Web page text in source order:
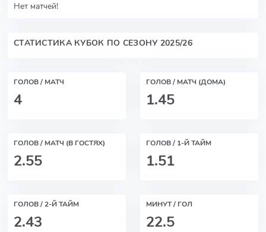
Нет матчей!
СТАТИСТИКА КУБОК ПО СЕЗОНУ 2025/26
ГОЛОВ / МАТЧ
4
ГОЛОВ / МАТЧ (ДОМА)
1.45
ГОЛОВ / МАТЧ (В ГОСТЯХ)
2.55
ГОЛОВ / 1-Й ТАЙМ
1.51
ГОЛОВ / 2-Й ТАЙМ
2.43
МИНУТ / ГОЛ
22.5